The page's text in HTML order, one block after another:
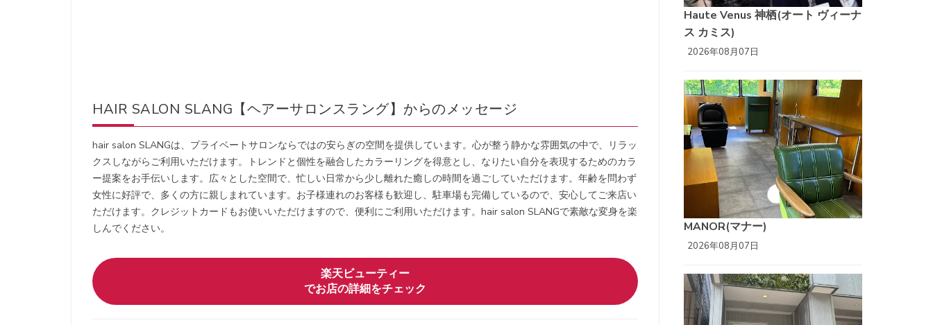
HAIR SALON SLANG【ヘアーサロンスラング】からのメッセージ
hair salon SLANGは、プライベートサロンならではの安らぎの空間を提供しています。心が整う静かな雰囲気の中で、リラッ
クスしながらご利用いただけます。トレンドと個性を融合したカラーリングを得意とし、なりたい自分を表現するためのカラ
ー提案をお手伝いします。広々とした空間で、忙しい日常から少し離れた癒しの時間を過ごしていただけます。年齢を問わず
女性に好評で、多くの方に親しまれています。お子様連れのお客様も歓迎し、駐車場も完備しているので、安心してご来店い
ただけます。クレジットカードもお使いいただけますので、便利にご利用いただけます。hair salon SLANGで素敵な変身を楽
しんでください。
楽天ビューティー
でお店の詳細をチェック
Haute Venus 神栖(オート ヴィーナ
ス カミス)
2026年08月07日
MANOR(マナー)
2026年08月07日